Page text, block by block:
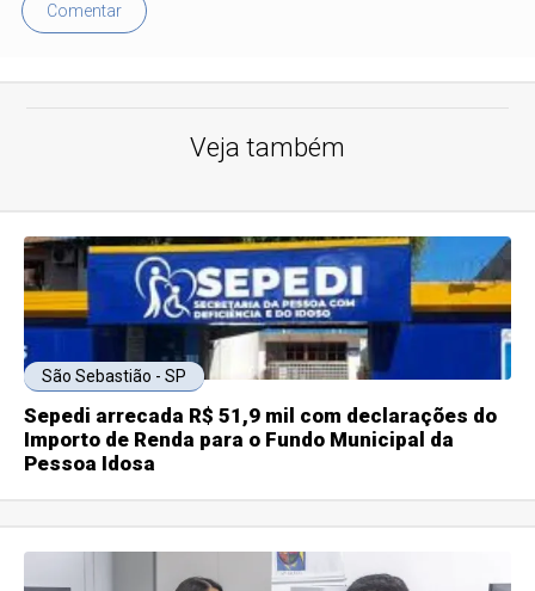
Comentar
Veja também
São Sebastião - SP
Sepedi arrecada R$ 51,9 mil com declarações do
Importo de Renda para o Fundo Municipal da
Pessoa Idosa